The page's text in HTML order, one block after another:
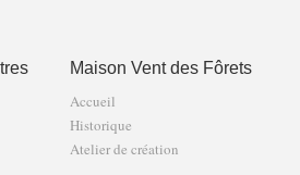
Maison Vent des Fôrets
Accueil
Historique
Atelier de création